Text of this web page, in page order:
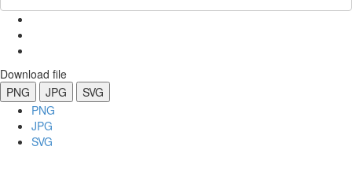
Download file
PNG
JPG
SVG
PNG
JPG
SVG